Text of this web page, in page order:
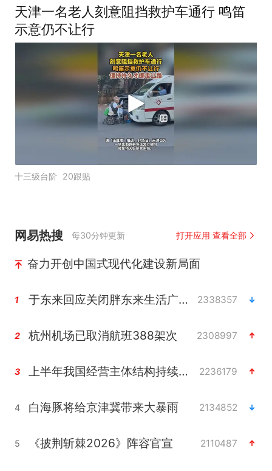
天津一名老人刻意阻挡救护车通行 鸣笛
示意仍不让行
十三级台阶 20跟贴
网易热搜 每30分钟更新 打开应用 查看全部
奋力开创中国式现代化建设新局面
1 于东来回应关闭胖东来生活广场店 2338357
2 杭州机场已取消航班388架次 2308997
3 上半年我国经营主体结构持续优化 2236179
4 白海豚将给京津冀带来大暴雨 2134852
5 《披荆斩棘2026》阵容官宣 2110487